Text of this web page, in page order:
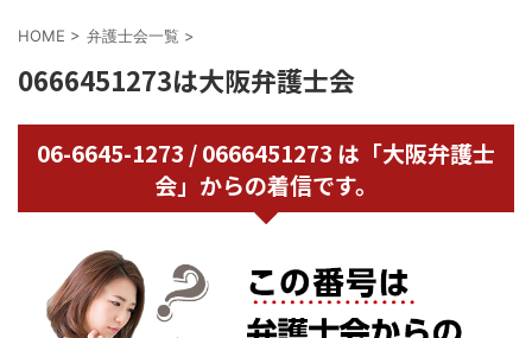
HOME > 弁護士会一覧 >
0666451273は大阪弁護士会
06-6645-1273 / 0666451273 は「大阪弁護士
会」からの着信です。